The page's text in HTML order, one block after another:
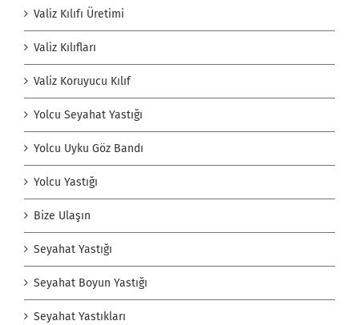
Valiz Kılıfı Üretimi
Valiz Kılıfları
Valiz Koruyucu Kılıf
Yolcu Seyahat Yastığı
Yolcu Uyku Göz Bandı
Yolcu Yastığı
Bize Ulaşın
Seyahat Yastığı
Seyahat Boyun Yastığı
Seyahat Yastıkları